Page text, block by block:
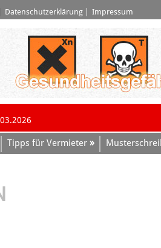
Datenschutzerklärung Impressum
Tipps für Vermieter »